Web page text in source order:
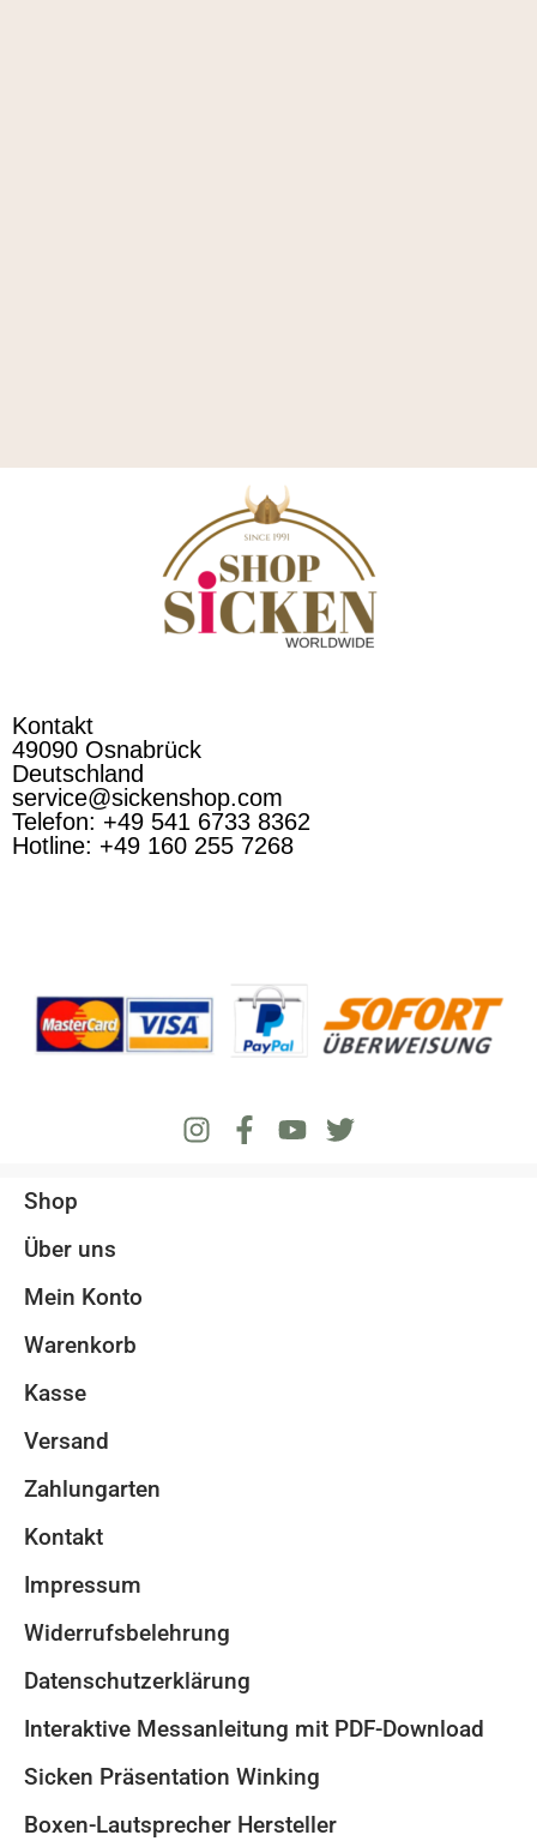
Kontakt
49090 Osnabrück
Deutschland
service@sickenshop.com
Telefon: +49 541 6733 8362
Hotline: +49 160 255 7268
Shop
Über uns
Mein Konto
Warenkorb
Kasse
Versand
Zahlungarten
Kontakt
Impressum
Widerrufsbelehrung
Datenschutzerklärung
Interaktive Messanleitung mit PDF-Download
Sicken Präsentation Winking
Boxen-Lautsprecher Hersteller